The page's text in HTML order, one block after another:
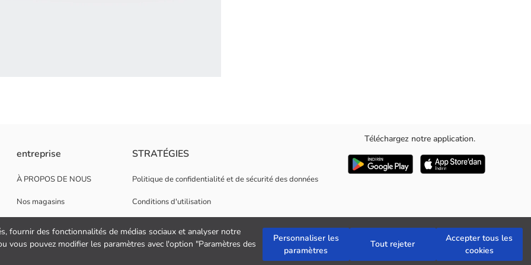
fournir des fonctionnalités de médias sociaux et analyser notre
vous pouvez modifier les paramètres avec l'option "Paramètres des
Personnaliser les
paramètres
Tout rejeter
Accepter tous les
cookies
entreprise
À PROPOS DE NOUS
Nos magasins
Soutien aux entreprises
STRATÉGIES
Politique de confidentialité et de sécurité des données
Conditions d'utilisation
Téléchargez notre application.